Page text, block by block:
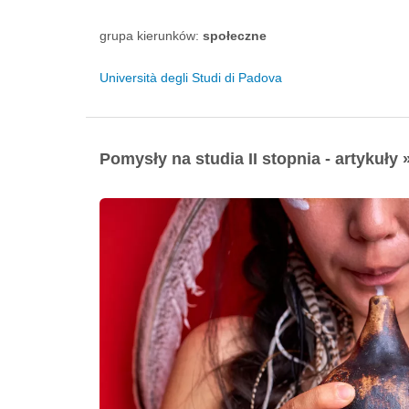
grupa kierunków: społeczne
Università degli Studi di Padova
Pomysły na studia II stopnia - artykuły